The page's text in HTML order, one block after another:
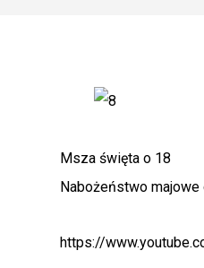
Msza święta o 18
Nabożeństwo majowe
https://